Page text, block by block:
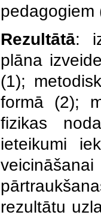
pedagogiem
Rezultātā:
plāna
(1);
formā (2);
fizikas
ieteikumi
rezultātu